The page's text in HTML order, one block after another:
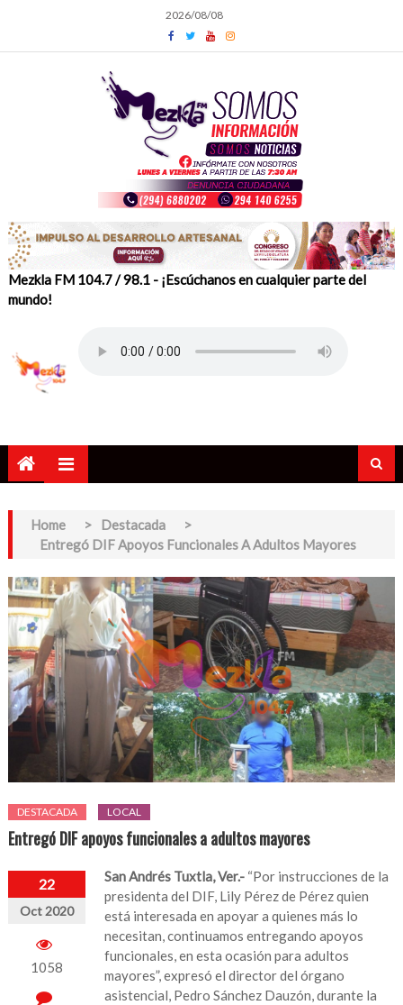
content
2026/08/08
Mezkla FM 104.7 / 98.1 - ¡Escúchanos en cualquier parte del
mundo!
Home > Destacada
>
Entregó DIF Apoyos Funcionales A Adultos Mayores
DESTACADA LOCAL
Entregó DIF apoyos funcionales a adultos mayores
22
Oct 2020
1058
San Andrés Tuxtla, Ver.- “Por instrucciones de la
presidenta del DIF, Lily Pérez de Pérez quien
está interesada en apoyar a quienes más lo
necesitan, continuamos entregando apoyos
funcionales, en esta ocasión para adultos
mayores”, expresó el director del órgano
asistencial, Pedro Sánchez Dauzón, durante la